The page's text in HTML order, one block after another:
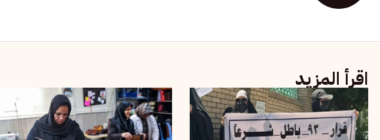
اقرأ المزيد